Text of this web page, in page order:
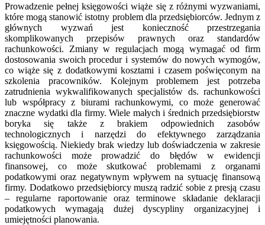
Prowadzenie pełnej księgowości wiąże się z różnymi wyzwaniami,
które mogą stanowić istotny problem dla przedsiębiorców. Jednym z
głównych wyzwań jest konieczność przestrzegania
skomplikowanych przepisów prawnych oraz standardów
rachunkowości. Zmiany w regulacjach mogą wymagać od firm
dostosowania swoich procedur i systemów do nowych wymogów,
co wiąże się z dodatkowymi kosztami i czasem poświęconym na
szkolenia pracowników. Kolejnym problemem jest potrzeba
zatrudnienia wykwalifikowanych specjalistów ds. rachunkowości
lub współpracy z biurami rachunkowymi, co może generować
znaczne wydatki dla firmy. Wiele małych i średnich przedsiębiorstw
boryka się także z brakiem odpowiednich zasobów
technologicznych i narzędzi do efektywnego zarządzania
księgowością. Niekiedy brak wiedzy lub doświadczenia w zakresie
rachunkowości może prowadzić do błędów w ewidencji
finansowej, co może skutkować problemami z organami
podatkowymi oraz negatywnym wpływem na sytuację finansową
firmy. Dodatkowo przedsiębiorcy muszą radzić sobie z presją czasu
– regularne raportowanie oraz terminowe składanie deklaracji
podatkowych wymagają dużej dyscypliny organizacyjnej i
umiejętności planowania.